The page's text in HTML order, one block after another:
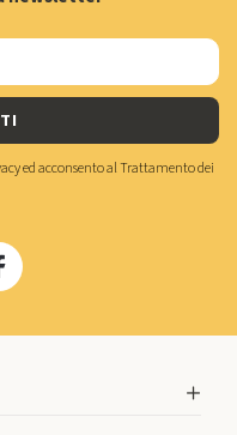
ed acconsento alTrattamento dei